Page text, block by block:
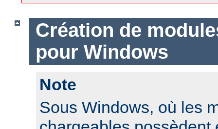
Création de
pour Windows
Note
Sous Windows, où les